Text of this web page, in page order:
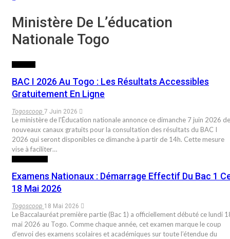
Ministère De L’éducation
Nationale Togo
BAC I 2026 Au Togo : Les Résultats Accessibles
Gratuitement En Ligne
Togoscoop 7 Juin 2026
Le ministère de l'Éducation nationale annonce ce dimanche 7 juin 2026 de
nouveaux canaux gratuits pour la consultation des résultats du BAC I
2026 qui seront disponibles ce dimanche à partir de 14h. Cette mesure
vise à faciliter…
Examens Nationaux : Démarrage Effectif Du Bac 1
18 Mai 2026
Togoscoop 18 Mai 2026
Le Baccalauréat première partie (Bac 1) a officiellement débuté ce lundi
mai 2026 au Togo. Comme chaque année, cet examen marque le coup
d’envoi des examens scolaires et académiques sur toute l’étendue du